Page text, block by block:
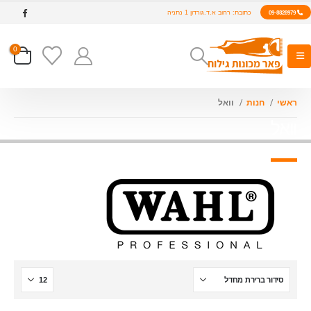
09-8828979 כתובת: רחוב א.ד.גורדון 1 נתניה
0
ראשי חנות וואל